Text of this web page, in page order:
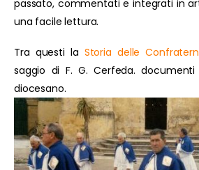
passato, commentati e integrati in
una facile lettura.
Tra questi la Storia delle
saggio di F. G. Cerfeda. documenti
diocesano.